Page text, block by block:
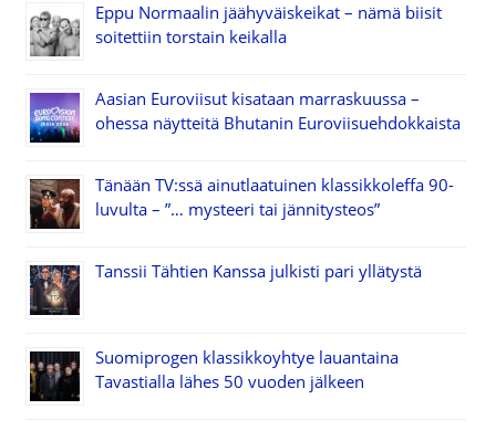
Eppu Normaalin jäähyväiskeikat – nämä biisit
soitettiin torstain keikalla
Aasian Euroviisut kisataan marraskuussa –
ohessa näytteitä Bhutanin Euroviisuehdokkaista
Tänään TV:ssä ainutlaatuinen klassikkoleffa 90-
luvulta – ”… mysteeri tai jännitysteos”
Tanssii Tähtien Kanssa julkisti pari yllätystä
Suomiprogen klassikkoyhtye lauantaina
Tavastialla lähes 50 vuoden jälkeen